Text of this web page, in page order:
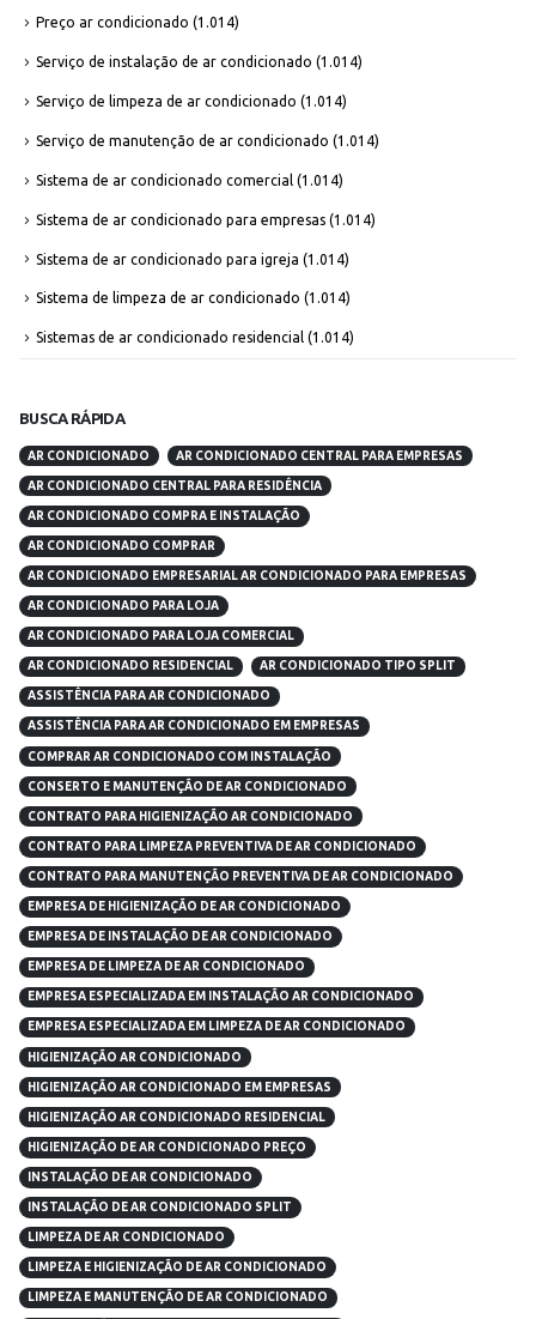
Preço ar condicionado (1.014)
Serviço de instalação de ar condicionado (1.014)
Serviço de limpeza de ar condicionado (1.014)
Serviço de manutenção de ar condicionado (1.014)
Sistema de ar condicionado comercial (1.014)
Sistema de ar condicionado para empresas (1.014)
Sistema de ar condicionado para igreja (1.014)
Sistema de limpeza de ar condicionado (1.014)
Sistemas de ar condicionado residencial (1.014)
BUSCA RÁPIDA
AR CONDICIONADO AR CONDICIONADO CENTRAL PARA EMPRESAS
AR CONDICIONADO CENTRAL PARA RESIDÊNCIA
AR CONDICIONADO COMPRA E INSTALAÇÃO
AR CONDICIONADO COMPRAR
AR CONDICIONADO EMPRESARIAL AR CONDICIONADO PARA EMPRESAS
AR CONDICIONADO PARA LOJA
AR CONDICIONADO PARA LOJA COMERCIAL
AR CONDICIONADO RESIDENCIAL AR CONDICIONADO TIPO SPLIT
ASSISTÊNCIA PARA AR CONDICIONADO
ASSISTÊNCIA PARA AR CONDICIONADO EM EMPRESAS
COMPRAR AR CONDICIONADO COM INSTALAÇÃO
CONSERTO E MANUTENÇÃO DE AR CONDICIONADO
CONTRATO PARA HIGIENIZAÇÃO AR CONDICIONADO
CONTRATO PARA LIMPEZA PREVENTIVA DE AR CONDICIONADO
CONTRATO PARA MANUTENÇÃO PREVENTIVA DE AR CONDICIONADO
EMPRESA DE HIGIENIZAÇÃO DE AR CONDICIONADO
EMPRESA DE INSTALAÇÃO DE AR CONDICIONADO
EMPRESA DE LIMPEZA DE AR CONDICIONADO
EMPRESA ESPECIALIZADA EM INSTALAÇÃO AR CONDICIONADO
EMPRESA ESPECIALIZADA EM LIMPEZA DE AR CONDICIONADO
HIGIENIZAÇÃO AR CONDICIONADO
HIGIENIZAÇÃO AR CONDICIONADO EM EMPRESAS
HIGIENIZAÇÃO AR CONDICIONADO RESIDENCIAL
HIGIENIZAÇÃO DE AR CONDICIONADO PREÇO
INSTALAÇÃO DE AR CONDICIONADO
INSTALAÇÃO DE AR CONDICIONADO SPLIT
LIMPEZA DE AR CONDICIONADO
LIMPEZA E HIGIENIZAÇÃO DE AR CONDICIONADO
LIMPEZA E MANUTENÇÃO DE AR CONDICIONADO